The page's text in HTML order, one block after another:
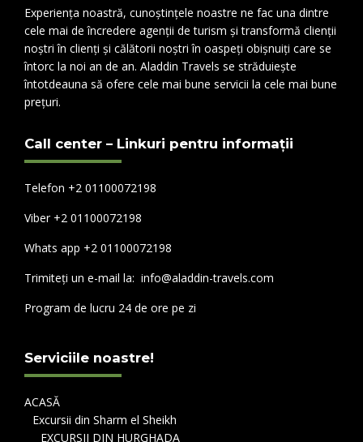
Experiența noastră, cunoștințele noastre ne fac una dintre
cele mai de încredere agenții de turism și transformă clienții
noștri în clienți și călătorii noștri în oaspeți obișnuiți care se
întorc la noi an de an. Aladdin Travels se străduiește
întotdeauna să ofere cele mai bune servicii la cele mai bune
prețuri.
Call center – Linkuri pentru informații
Telefon +2 01100072198
Viber +2 01100072198
Whats app +2 01100072198
Trimiteți un e-mail la: info@aladdin-travels.com
Program de lucru 24 de ore pe zi
Serviciile noastre!
ACASĂ
Excursii din Sharm el Sheikh
EXCURSII DIN HURGHADA